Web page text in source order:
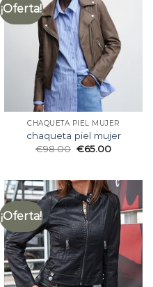
¡Oferta!
CHAQUETA PIEL MUJER
chaqueta piel mujer
€98.00 €65.00
¡Oferta!